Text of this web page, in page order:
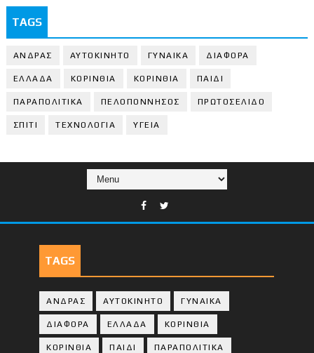
TAGS
ΑΝΔΡΑΣ ΑΥΤΟΚΙΝΗΤΟ ΓΥΝΑΙΚΑ ΔΙΑΦΟΡΑ
ΕΛΛΑΔΑ ΚΟΡΙΝΘΙΑ ΚΟΡΙΝΘΙA ΠΑΙΔΙ
ΠΑΡΑΠΟΛΙΤΙΚΑ ΠΕΛΟΠΟΝΝΗΣΟΣ ΠΡΩΤΟΣΕΛΙΔΟ
ΣΠΙΤΙ ΤΕΧΝΟΛΟΓΙΑ ΥΓΕΙΑ
TAGS
ΑΝΔΡΑΣ ΑΥΤΟΚΙΝΗΤΟ ΓΥΝΑΙΚΑ
ΔΙΑΦΟΡΑ ΕΛΛΑΔΑ ΚΟΡΙΝΘΙΑ
ΚΟΡΙΝΘΙA ΠΑΙΔΙ ΠΑΡΑΠΟΛΙΤΙΚΑ